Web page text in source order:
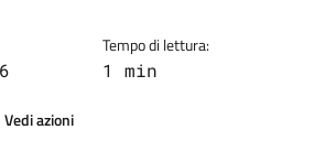
Tempo di lettura:
1 min
Vedi azioni